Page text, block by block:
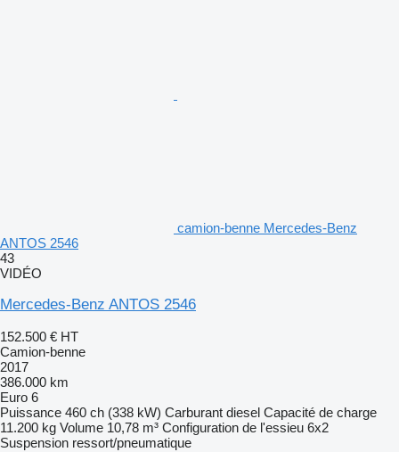
camion-benne Mercedes-Benz
ANTOS 2546
43
VIDÉO
Mercedes-Benz ANTOS 2546
152.500 € HT
Camion-benne
2017
386.000 km
Euro 6
Puissance 460 ch (338 kW) Carburant diesel Capacité de charge
11.200 kg Volume 10,78 m³ Configuration de l'essieu 6x2
Suspension ressort/pneumatique